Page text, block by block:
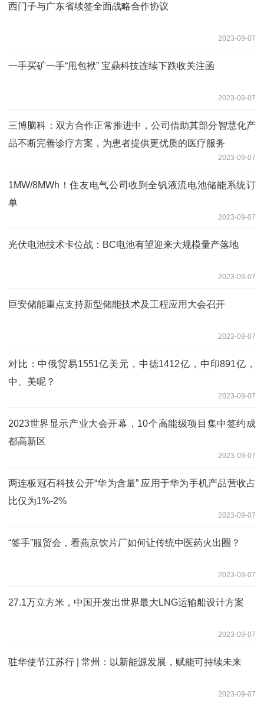
西门子与广东省续签全面战略合作协议
2023-09-07
一手买矿一手“甩包袱” 宝鼎科技连续下跌收关注函
2023-09-07
三博脑科：双方合作正常推进中，公司借助其部分智慧化产
品不断完善诊疗方案，为患者提供更优质的医疗服务
2023-09-07
1MW/8MWh！住友电气公司收到全钒液流电池储能系统订
单
2023-09-07
光伏电池技术卡位战：BC电池有望迎来大规模量产落地
2023-09-07
巨安储能重点支持新型储能技术及工程应用大会召开
2023-09-07
对比：中俄贸易1551亿美元，中德1412亿，中印891亿，
中、美呢？
2023-09-07
2023世界显示产业大会开幕，10个高能级项目集中签约成
都高新区
2023-09-07
两连板冠石科技公开“华为含量” 应用于华为手机产品营收占
比仅为1%-2%
2023-09-07
“签手”服贸会，看燕京饮片厂如何让传统中医药火出圈？
2023-09-07
27.1万立方米，中国开发出世界最大LNG运输船设计方案
2023-09-07
驻华使节江苏行 | 常州：以新能源发展，赋能可持续未来
2023-09-07